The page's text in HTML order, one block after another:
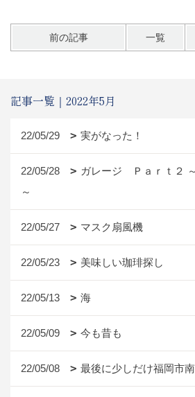
前の記事 一覧
記事一覧｜2022年5月
22/05/29 実がなった！
22/05/28
ガレージ Ｐａｒｔ２
～
22/05/27 マスク扇風機
22/05/23 美味しい珈琲探し
22/05/13 海
22/05/09 今も昔も
22/05/08 最後に少しだけ福岡市南